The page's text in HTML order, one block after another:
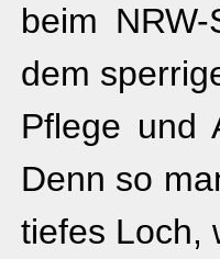
beim
dem
Pflege und
Denn so
tiefes Loch,